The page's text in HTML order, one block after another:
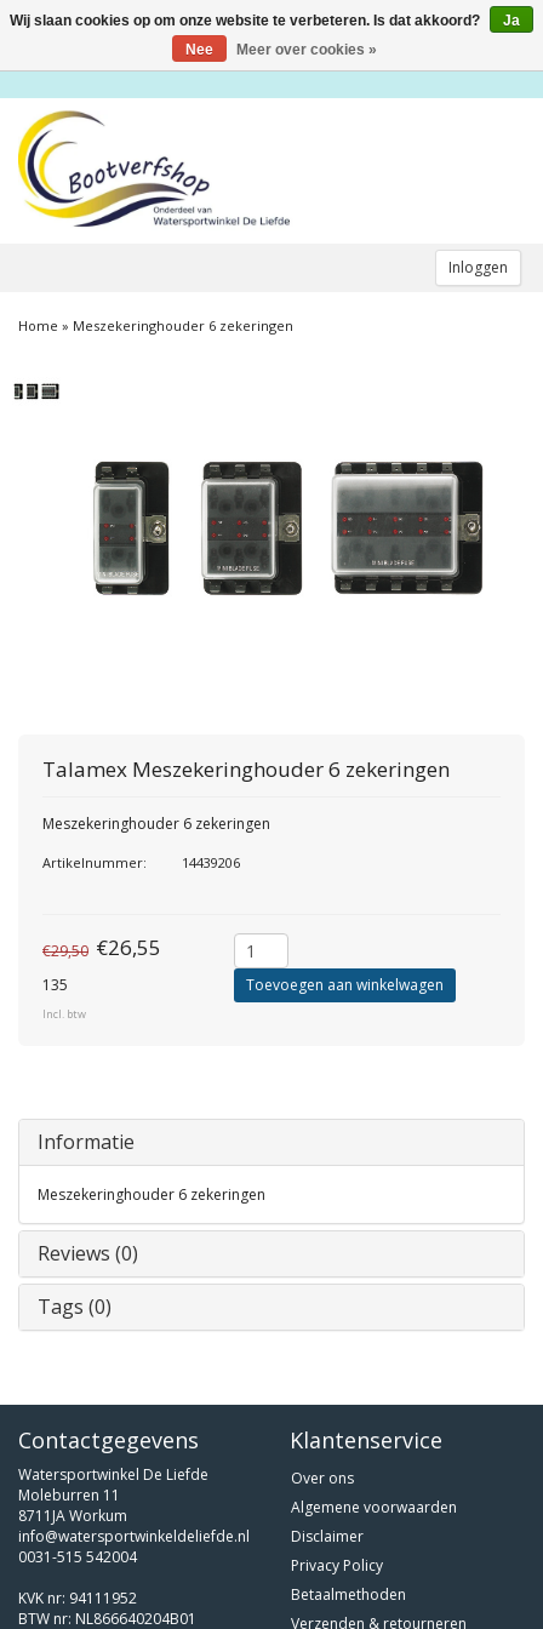
Inloggen
Toggle
Home » Meszekeringhouder 6 zekeringen
Talamex Meszekeringhouder 6 zekeringen
Meszekeringhouder 6 zekeringen
Artikelnummer: 14439206
€29,50 €26,55
135
Incl. btw
Toevoegen aan winkelwagen
Informatie
Meszekeringhouder 6 zekeringen
Reviews (0)
Tags (0)
Contactgegevens
Watersportwinkel De Liefde
Moleburren 11
8711JA Workum
info@watersportwinkeldeliefde.nl
0031-515 542004
KVK nr: 94111952
BTW nr: NL866640204B01
Klantenservice
Over ons
Algemene voorwaarden
Disclaimer
Privacy Policy
Betaalmethoden
Verzenden & retourneren
Wij slaan cookies op om onze website te verbeteren. Is dat akkoord?
Ja
Nee
Meer over cookies »